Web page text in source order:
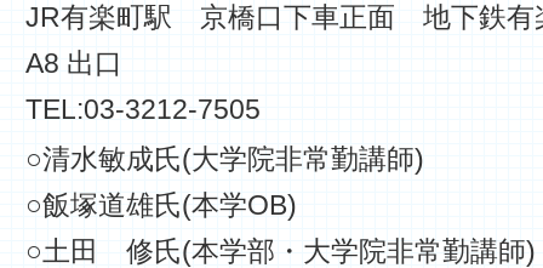
JR有楽町駅 京橋口下車正面 地下鉄
A8 出口
TEL:03-3212-7505
○清水敏成氏(大学院非常勤講師)
○飯塚道雄氏(本学OB)
○土田 修氏(本学部・大学院非常勤講師)